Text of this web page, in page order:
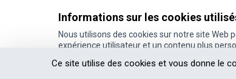
Ce site utilise des cookies et vous donne le
Informations sur les cookies
Nous utilisons des cookies sur notre site
expérience utilisateur et un contenu plus
(Lien externe)
Site réalisé grâce aulogiciel libre Decidim
(Lien
.